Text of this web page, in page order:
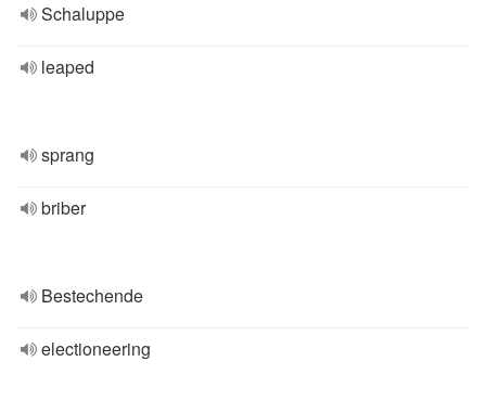
Schaluppe
leaped
sprang
briber
Bestechende
electioneering